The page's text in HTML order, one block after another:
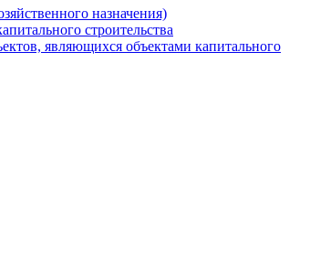
назначения)
строительства
являющихся объектами капитального